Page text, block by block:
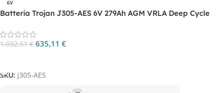
6V
Batteria Trojan J305-AES 6V 279Ah AGM VRLA Deep Cycle
1.032,51€ 635,11 €
SKU: j305-AES